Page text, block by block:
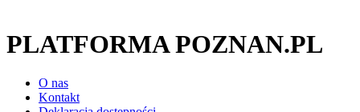
PLATFORMA POZNAN.PL
O nas
Kontakt